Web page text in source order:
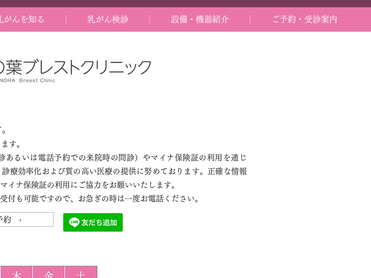
がんを知る 乳がん検診 設備・機器紹介 ご予約・受診案内
す。
あるいは電話予約での来院時の問診）やマイナ保険証の利用を通じ
療効率化および質の高い医療の提供に努めております。正確な情報
イナ保険証の利用にご協力をお願いいたします。
も可能ですので、お急ぎの時は一度お電話ください。
約 ›